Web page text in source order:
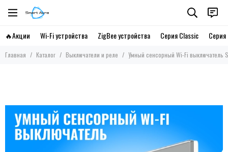
🔥Акции Wi-Fi устройства ZigBee устройства Серия Classic Серия
Главная Каталог Выключатели и реле Умный сенсорный Wi-Fi выключатель